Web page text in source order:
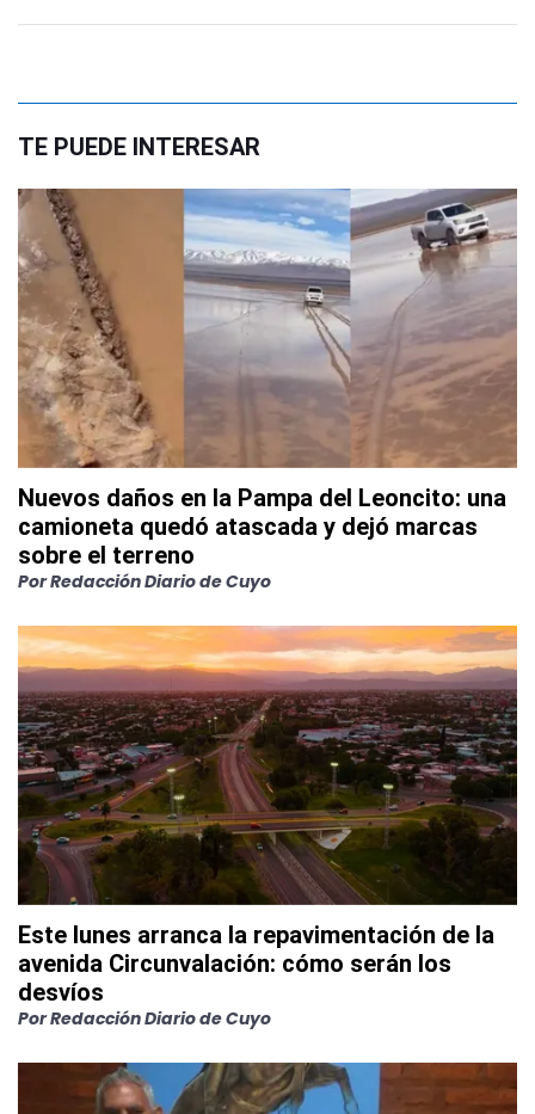
TE PUEDE INTERESAR
Nuevos daños en la Pampa del Leoncito: una
camioneta quedó atascada y dejó marcas
sobre el terreno
PorRedacción Diario de Cuyo
Este lunes arranca la repavimentación de la
avenida Circunvalación: cómo serán los
desvíos
PorRedacción Diario de Cuyo